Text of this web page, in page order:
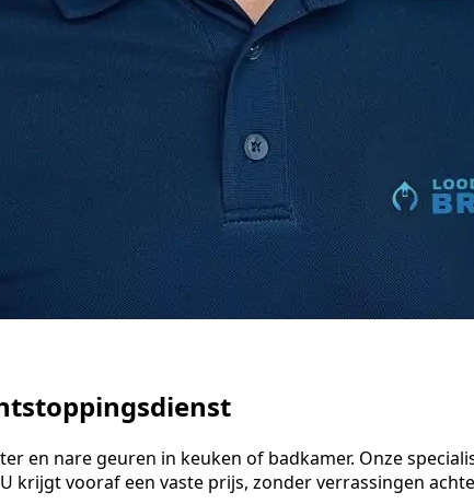
en nare geuren in keuken of badkamer. Onze
krijgt vooraf een vaste prijs, zonder verrassingen